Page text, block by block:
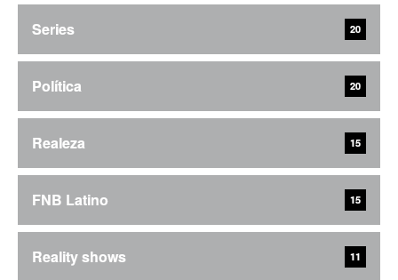
Series 20
Política 20
Realeza 15
FNB Latino 15
Reality shows 11